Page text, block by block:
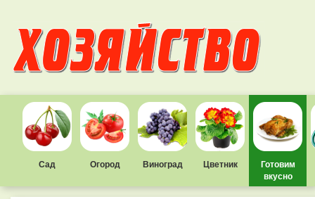
Сад Огород Виноград Цветник
Готовим
вкусно